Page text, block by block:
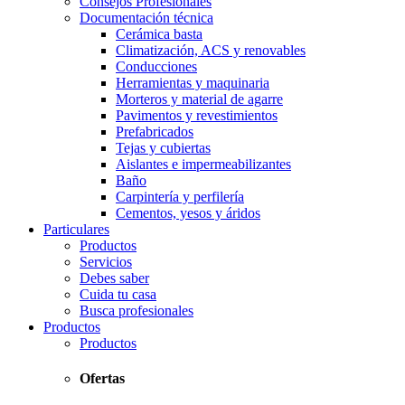
Documentación técnica
Cerámica basta
Climatización, ACS y renovables
Conducciones
Herramientas y maquinaria
Morteros y material de agarre
Pavimentos y revestimientos
Prefabricados
Tejas y cubiertas
Aislantes e impermeabilizantes
Baño
Carpintería y perfilería
Cementos, yesos y áridos
Particulares
Productos
Servicios
Debes saber
Cuida tu casa
Busca profesionales
Productos
Productos
Ofertas